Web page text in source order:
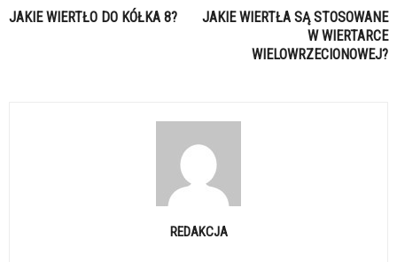
JAKIE WIERTŁO DO KÓŁKA 8?
JAKIE WIERTŁA SĄ STOSOWANE
W WIERTARCE
WIELOWRZECIONOWEJ?
REDAKCJA